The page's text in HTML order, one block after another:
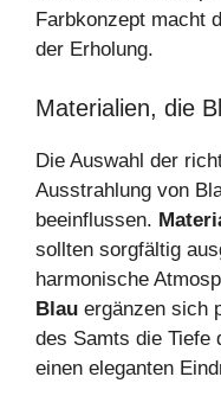
Farbkonzept macht
der Erholung.
Materialien, die
Die Auswahl der
Ausstrahlung von
beeinflussen.
sollten sorgfältig
harmonische
Blau ergänzen sich
des Samts die Tiefe
einen eleganten